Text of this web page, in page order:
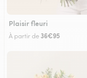
Plaisir fleuri
À partir de 36€95